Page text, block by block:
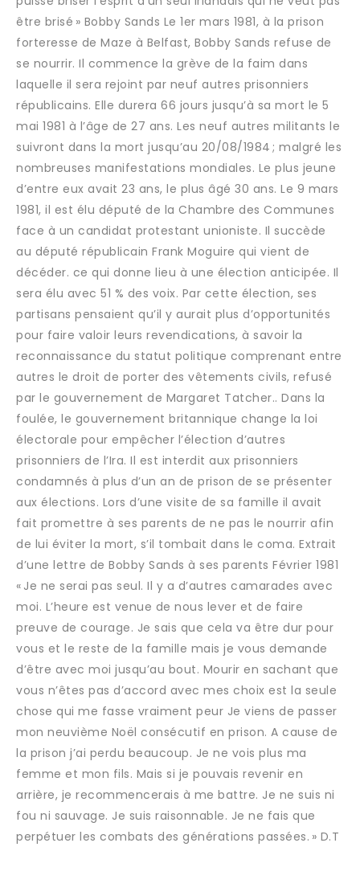
être brisé » Bobby Sands Le 1er mars 1981, à la prison
forteresse de Maze à Belfast, Bobby Sands refuse de
se nourrir. Il commence la grève de la faim dans
laquelle il sera rejoint par neuf autres prisonniers
républicains. Elle durera 66 jours jusqu’à sa mort le 5
mai 1981 à l’âge de 27 ans. Les neuf autres militants le
suivront dans la mort jusqu’au 20/08/1984 ; malgré les
nombreuses manifestations mondiales. Le plus jeune
d’entre eux avait 23 ans, le plus âgé 30 ans. Le 9 mars
1981, il est élu député de la Chambre des Communes
face à un candidat protestant unioniste. Il succède
au député républicain Frank Moguire qui vient de
décéder. ce qui donne lieu à une élection anticipée. Il
sera élu avec 51 % des voix. Par cette élection, ses
partisans pensaient qu’il y aurait plus d’opportunités
pour faire valoir leurs revendications, à savoir la
reconnaissance du statut politique comprenant entre
autres le droit de porter des vêtements civils, refusé
par le gouvernement de Margaret Tatcher.. Dans la
foulée, le gouvernement britannique change la loi
électorale pour empêcher l’élection d’autres
prisonniers de l’Ira. Il est interdit aux prisonniers
condamnés à plus d’un an de prison de se présenter
aux élections. Lors d’une visite de sa famille il avait
fait promettre à ses parents de ne pas le nourrir afin
de lui éviter la mort, s’il tombait dans le coma. Extrait
d’une lettre de Bobby Sands à ses parents Février 1981
« Je ne serai pas seul. Il y a d’autres camarades avec
moi. L’heure est venue de nous lever et de faire
preuve de courage. Je sais que cela va être dur pour
vous et le reste de la famille mais je vous demande
d’être avec moi jusqu’au bout. Mourir en sachant que
vous n’êtes pas d’accord avec mes choix est la seule
chose qui me fasse vraiment peur Je viens de passer
mon neuvième Noël consécutif en prison. A cause de
la prison j’ai perdu beaucoup. Je ne vois plus ma
femme et mon fils. Mais si je pouvais revenir en
arrière, je recommencerais à me battre. Je ne suis ni
fou ni sauvage. Je suis raisonnable. Je ne fais que
perpétuer les combats des générations passées. » D.T